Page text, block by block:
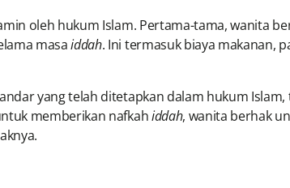
oleh hukum Islam. Pertama-tama, wanita
masaiddah. Ini termasuk biaya makanan,
yang telah ditetapkan dalam hukum
memberikan nafkahiddah, wanita berhak